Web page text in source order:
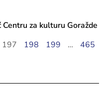
za kulturu Goražde
197 198 199 …
465